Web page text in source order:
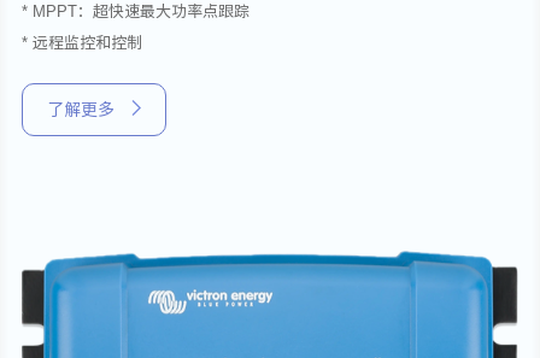
* MPPT：超快速最大功率点跟踪
* 远程监控和控制
了解更多